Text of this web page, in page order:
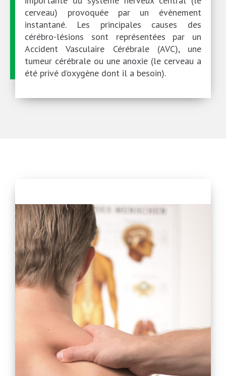
cerveau) provoquée par un évènement
instantané. Les principales causes des
cérébro-lésions sont représentées par un
Accident Vasculaire Cérébrale (AVC), une
tumeur cérébrale ou une anoxie (le cerveau a
été privé d’oxygène dont il a besoin).